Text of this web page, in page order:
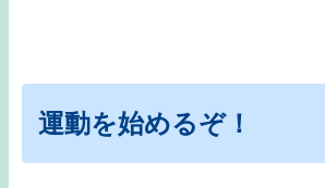
運動を始めるぞ！